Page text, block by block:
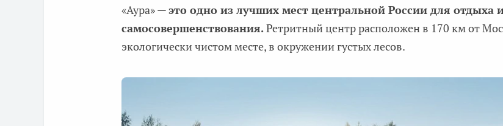
«Аура» —это одно из лучших мест центральной России для отдыха
самосовершенствования.Ретритный центр расположен в 170 км от
экологически чистом месте, в окружении густых лесов.